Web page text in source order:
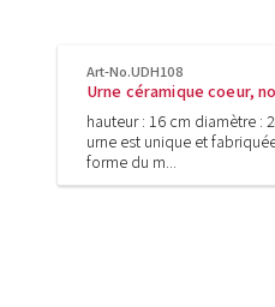
Art-No.UDH108
Urne céramique coeur,
hauteur : 16 cm diamètre :
urne est unique et
forme du m...